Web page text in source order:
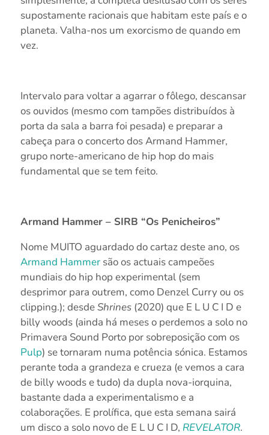
supostamente racionais que habitam este país e o
planeta. Valha-nos um exorcismo de quando em
vez.
Intervalo para voltar a agarrar o fôlego, descansar
os ouvidos (mesmo com tampões distribuídos à
porta da sala a barra foi pesada) e preparar a
cabeça para o concerto dos Armand Hammer,
grupo norte-americano de hip hop do mais
fundamental que se tem feito.
Armand Hammer – SIRB “Os Penicheiros”
Nome MUITO aguardado do cartaz deste ano, os
Armand Hammersão os actuais campeões
mundiais do hip hop experimental (sem
desprimor para outrem, como Denzel Curry ou os
clipping.); desdeShrines(2020) que E L U C I D e
billy woods (ainda há meses o perdemos a solo no
Primavera Sound Porto por sobreposição com os
Pulp) se tornaram numa potência sónica. Estamos
perante toda a grandeza e crueza (e vemos a cara
de billy woods e tudo) da dupla nova-iorquina,
bastante dada a experimentalismo e a
colaborações. E prolífica, que esta semana sairá
um disco a solo novo de E L U C I D, REVELATOR.